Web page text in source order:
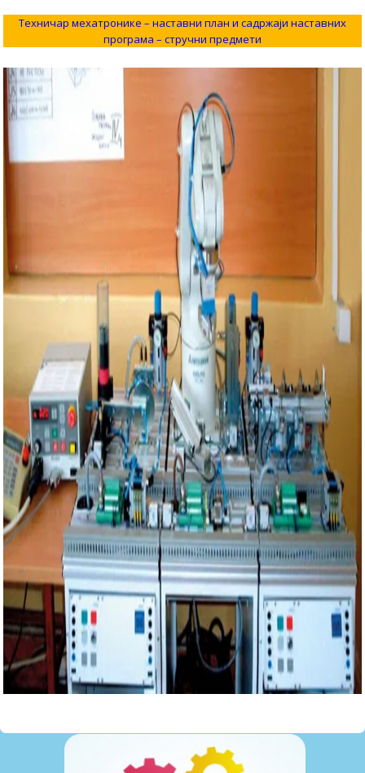
Техничар мехатронике – наставни план и садржаји наставних
програма – стручни предмети